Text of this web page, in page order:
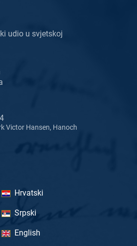
udio u svjetskoj
Victor Hansen, Hanoch
Hrvatski
Srpski
English